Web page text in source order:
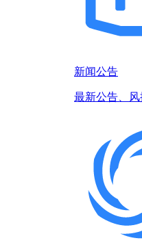
新闻公告
最新公告、